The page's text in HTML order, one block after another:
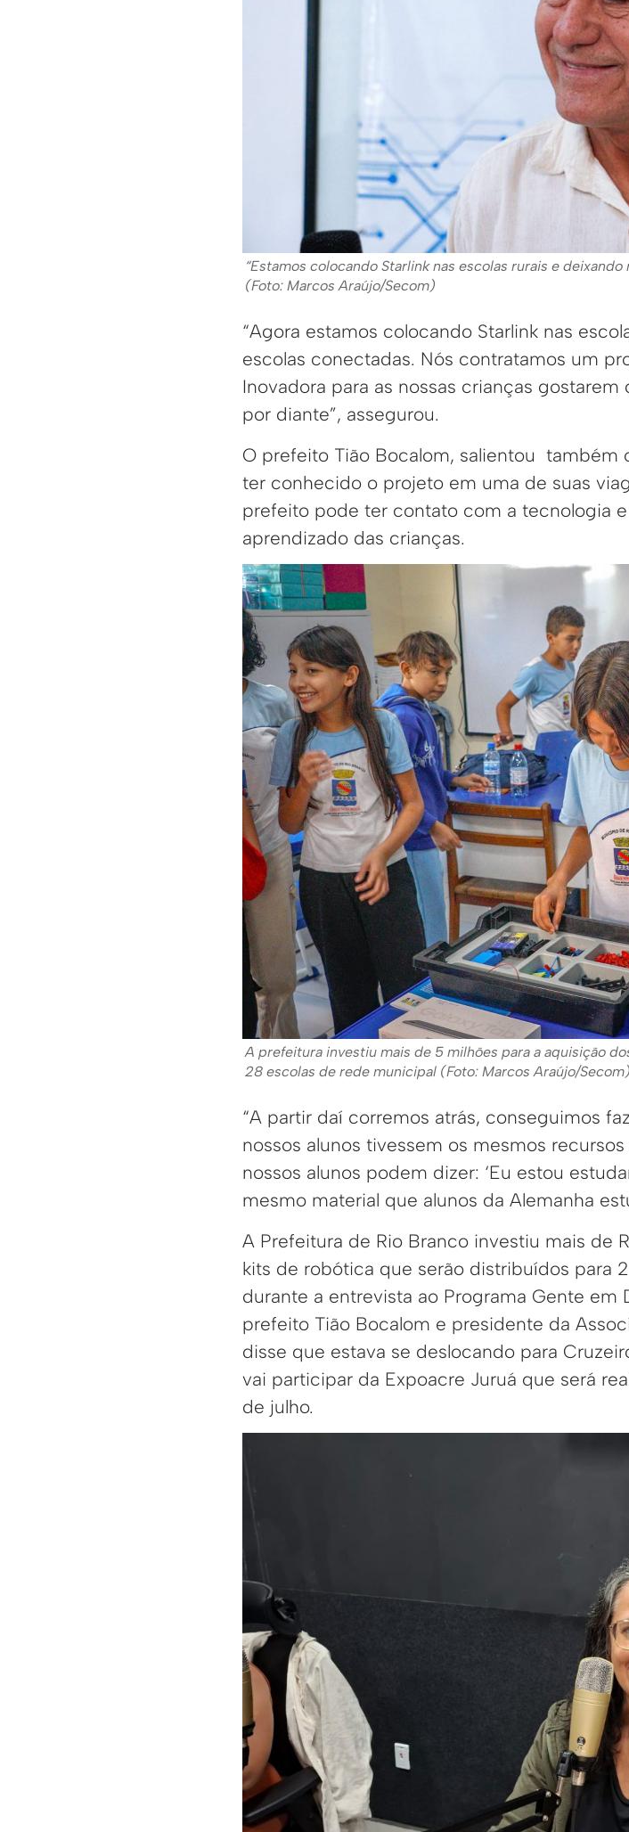
“Estamos colocando Starlink nas escolas rurais e
(Foto: Marcos Araújo/Secom)
“Agora estamos colocando Starlink nas
escolas conectadas. Nós contratamos um
Inovadora para as nossas crianças
por diante”, assegurou.
O prefeito Tião Bocalom, salientou também
ter conhecido o projeto em uma de suas
prefeito pode ter contato com a tecnologia
aprendizado das crianças.
A prefeitura investiu mais de 5 milhões para a aquisição
28 escolas de rede municipal (Foto: Marcos Araújo/Secom)
“A partir daí corremos atrás, conseguimos
nossos alunos tivessem os mesmos
nossos alunos podem dizer: ‘Eu estou
mesmo material que alunos da Alemanha
A Prefeitura de Rio Branco investiu mais de
kits de robótica que serão distribuídos para
durante a entrevista ao Programa Gente
prefeito Tião Bocalom e presidente da
disse que estava se deslocando para
vai participar da Expoacre Juruá que será
de julho.